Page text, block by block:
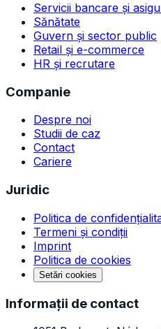
Servicii bancare și
Sănătate
Guvern și sector public
Retail și e-commerce
HR și recrutare
Companie
Despre noi
Studii de caz
Contact
Cariere
Juridic
Politica de
Termeni și condiții
Imprint
Politica de cookies
Setări cookies
Informații de contact